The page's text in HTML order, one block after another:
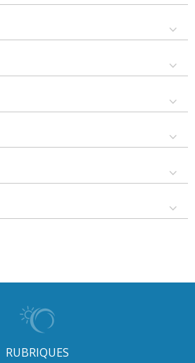
RUBRIQUES